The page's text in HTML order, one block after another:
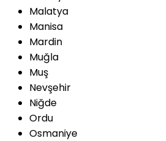
Malatya
Manisa
Mardin
Muğla
Muş
Nevşehir
Niğde
Ordu
Osmaniye